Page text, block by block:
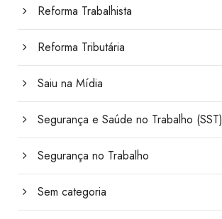
Reforma Trabalhista
Reforma Tributária
Saiu na Mídia
Segurança e Saúde no Trabalho (SST)
Segurança no Trabalho
Sem categoria